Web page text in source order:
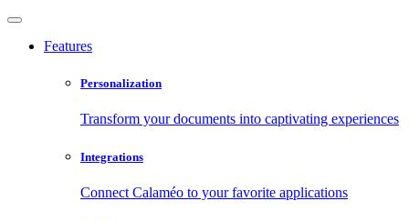
Features
Personalization
Transform your documents into captivating experiences
Integrations
Connect Calaméo to your favorite applications